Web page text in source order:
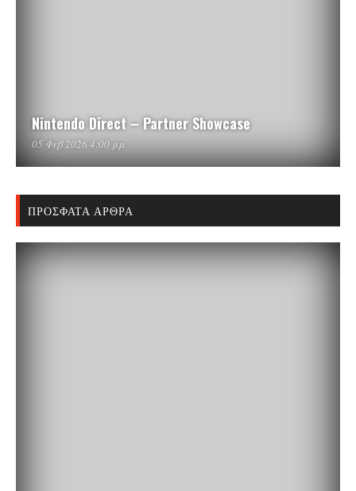
Nintendo Direct – Partner Showcase
05 Φεβ 2026 4:00 μμ
ΠΡΌΣΦΑΤΑ ΆΡΘΡΑ